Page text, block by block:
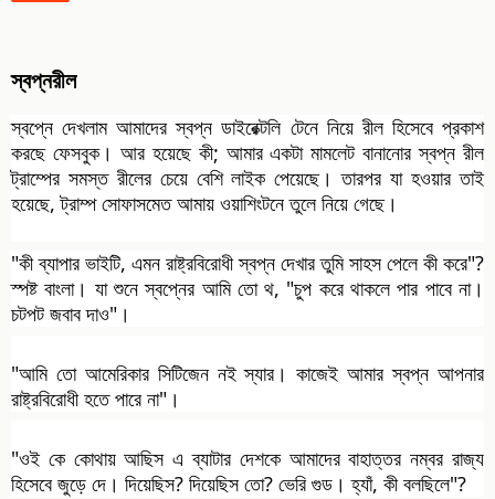
স্বপ্নরীল
স্বপ্নে দেখলাম আমাদের স্বপ্ন ডাইরেক্টলি টেনে নিয়ে রীল হিসেবে প্রকাশ
করছে ফেসবুক। আর হয়েছে কী; আমার একটা মামলেট বানানোর স্বপ্ন রীল
ট্রাম্পের সমস্ত রীলের চেয়ে বেশি লাইক পেয়েছে। তারপর যা হওয়ার তাই
হয়েছে, ট্রাম্প সোফাসমেত আমায় ওয়াশিংটনে তুলে নিয়ে গেছে।
"কী ব্যাপার ভাইটি, এমন রাষ্ট্রবিরোধী স্বপ্ন দেখার তুমি সাহস পেলে কী করে"?
স্পষ্ট বাংলা। যা শুনে স্বপ্নের আমি তো থ, "চুপ করে থাকলে পার পাবে না।
চটপট জবাব দাও"।
"আমি তো আমেরিকার সিটিজেন নইস্যার। কাজেই আমার স্বপ্ন আপনার
রাষ্ট্রবিরোধী হতে পারে না"।
"ওই কে কোথায় আছিস এ ব্যাটার দেশকে আমাদের বাহাত্তর নম্বর রাজ্য
হিসেবে জুড়ে দে। দিয়েছিস? দিয়েছিস তো? ভেরি গুড। হ্যাঁ, কী বলছিলে"?